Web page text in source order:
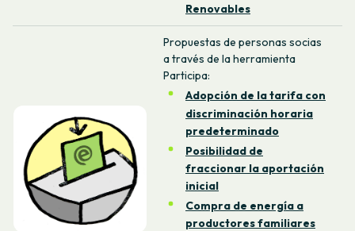
Renovables
Propuestas de personas socias
a través de la herramienta
Participa:
Adopción de la tarifa con
discriminación horaria
predeterminado
Posibilidad de
fraccionar la aportación
inicial
Compra de energía a
productores familiares